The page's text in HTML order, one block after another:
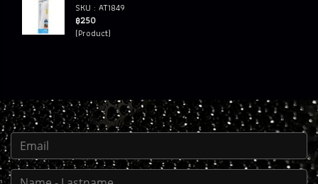
SKU : AT1849
฿250
(Product)